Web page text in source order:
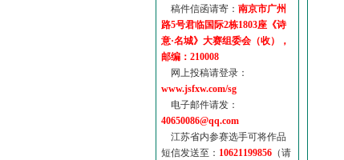
稿件信函请寄： 南京市广州
路5号君临国际2栋1803座《诗
意·名城》大赛组委会（收），
邮编：210008
网上投稿请登录：
www.jsfxw.com/sg
电子邮件请发：
40650086@qq.com
江苏省内参赛选手可将作品
短信发送至： 10621199856 （请